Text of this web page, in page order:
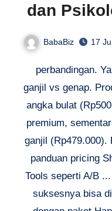
dan
BabaBiz 17
perbandingan.
ganjil vs genap.
angka bulat
premium,
ganjil (Rp479.000).
panduan pricing
Tools seperti A/B
suksesnya bisa